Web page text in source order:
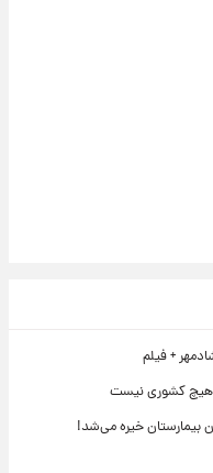
+ فیلم
هیچ کشوری نیست
بیمارستان خیره می‌شد!